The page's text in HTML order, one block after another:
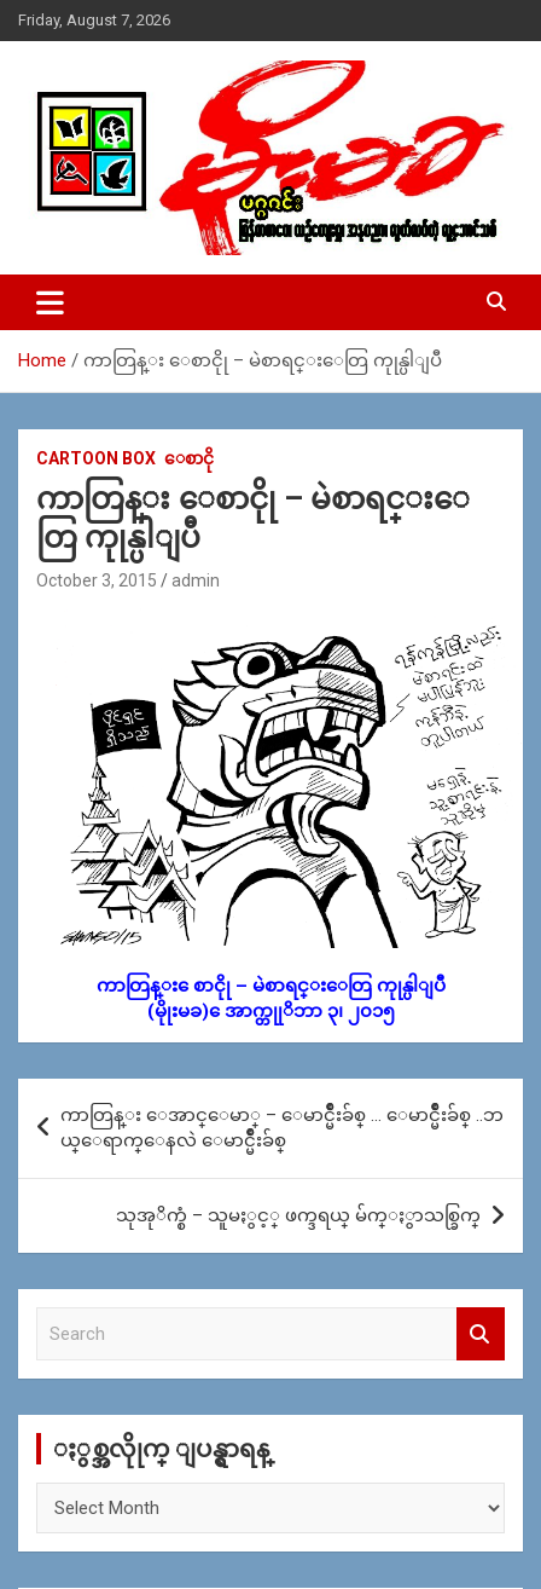
Skip
to
Friday, August 7, 2026
MoeMaKa Burmese News &
Media
ယ္ေရး – အမွတ္ ၂၅၄၊ ပထပ္၊ လမ္း ၄၀၊ ေက်ာက္တံတား၊ ရန္ကုန္။
(ဖုုံး – ၀၉ ၂၅၂ ၂၄၉ ၀၉၄ ၊ ၀၉ ၄၂၁ ၇၄၃ ၇၅၃ ၊ ၀၉ ၅၀၄ ၁၀ ၅၈) ျ
ဇာေစ်းသစ္ ။ ၀၉ ၇၈၆၈၃၇ ၃၀၅ / ၀၉ ၉၆၃၆၉၉၈၃၄
Home ကာတြန္း ေစာငိုု – မဲစာရင္းေတြ ကုုန္ပါျပီ
CARTOON BOX ေစာငို
ကာတြန္း ေစာငိုု – မဲစာရင္းေ
တြ ကုုန္ပါျပီ
October 3, 2015 admin
ကာတြန္း ေစာငိုု – မဲစာရင္းေတြ ကုုန္ပါျပီ
(မိုုးမခ) ေအာက္တုုိဘာ ၃၊ ၂၀၁၅
navigation
ကာတြန္း ေအာင္ေမာ္ – ေမာင္မ်ဳိးခ်စ္ … ေမာင္မ်ဳိးခ်စ္ ..ဘ
ယ္ေရာက္ေနလဲ ေမာင္မ်ဳိးခ်စ္
သုအုိက္စံ – သူမႏွင့္ ဖက္ဒရယ္ မ်က္ႏွာသစ္ခြက္
c
ႏွစ္အလိုုက္ ျပန္ရွာရန္